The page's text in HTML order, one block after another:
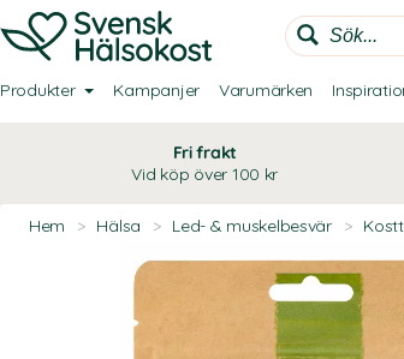
Produkter Kampanjer Varumärken
Fri frakt
Vid köp över 100 kr
Hem > Hälsa > Led- & muskelbesvär >